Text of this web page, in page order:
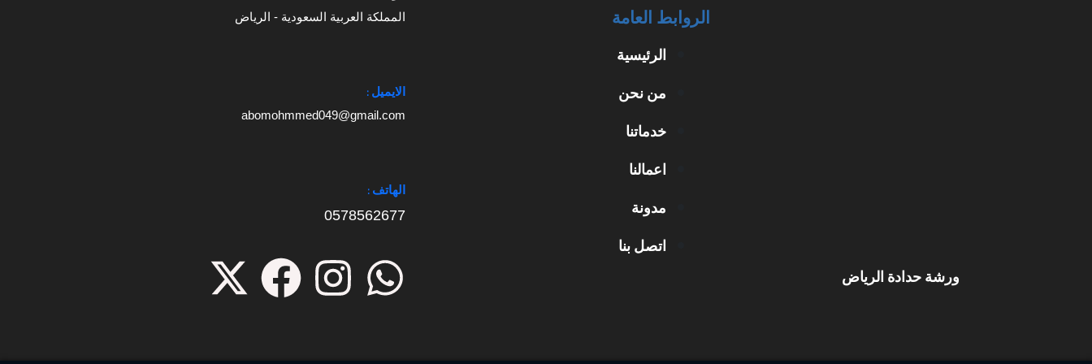
ورشة حدادة الرياض
الروابط العامة
الرئيسية
من نحن
خدماتنا
اعمالنا
مدونة
اتصل بنا
المملكة العربية السعودية - الرياض
الايميل :
abomohmmed049@gmail.com
الهاتف :
0578562677
W
h
I
n
F
a
X
-